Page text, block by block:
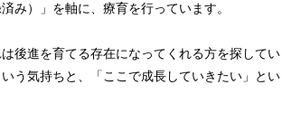
み）」を軸に、療育を行っています。
後進を育てる存在になってくれる方を探して
う気持ちと、「ここで成長していきたい」とい